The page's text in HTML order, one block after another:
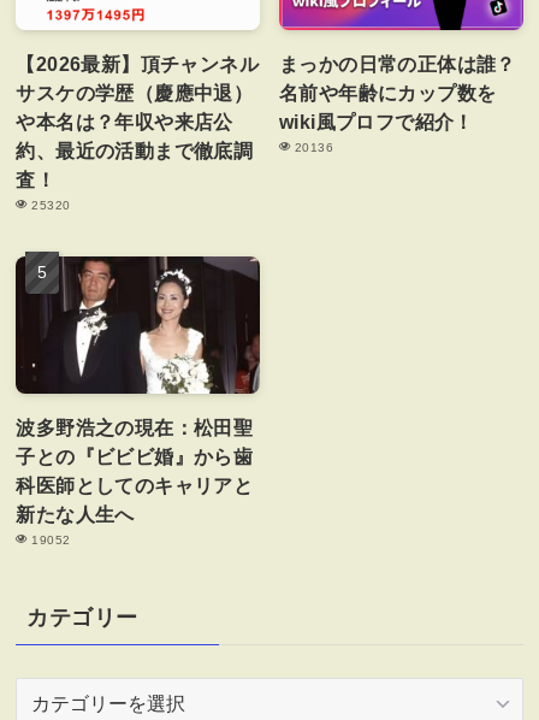
【2026最新】頂チャンネル
サスケの学歴（慶應中退）
や本名は？年収や来店公
約、最近の活動まで徹底調
査！
25320
まっかの日常の正体は誰？
名前や年齢にカップ数を
wiki風プロフで紹介！
20136
波多野浩之の現在：松田聖
子との『ビビビ婚』から歯
科医師としてのキャリアと
新たな人生へ
19052
カテゴリー